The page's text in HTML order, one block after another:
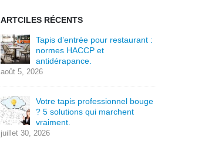
ARTCILES RÉCENTS
Tapis d’entrée pour restaurant :
normes HACCP et
antidérapance.
août 5, 2026
Votre tapis professionnel bouge
? 5 solutions qui marchent
vraiment.
juillet 30, 2026